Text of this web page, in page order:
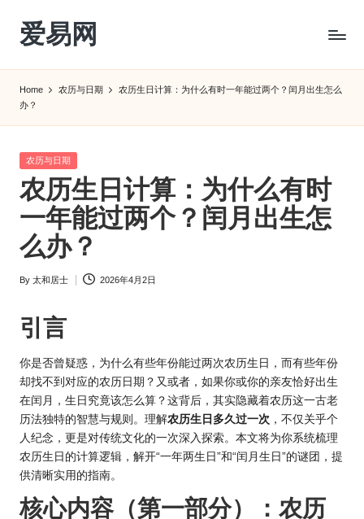
Skip
content
爱易网
阳
农
历
阴
询
Home 农历与日期
农历生日计算：为什么有时一年能过两个？闰月出生怎么
办？
Posted
农历与日期
农历生日计算：为什么有时
一年能过两个？闰月出生怎
么办？
Posted
By 太和居士 2026年4月2日
引言
你是否曾疑惑，为什么有些年份能过两次农历生日，而有些年份
却找不到对应的农历日期？又或者，如果你或你的亲友恰好出生
在闰月，生日究竟该怎么算？这背后，其实隐藏着农历这一古老
历法独特的智慧与规则。理解农历生日多久过一次 ，不仅关乎个
人纪念，更是对传统文化的一次深入探索。本文将为你系统梳理
农历生日的计算逻辑，解开“一年两生日”和“闰月生日”的谜团，提
供清晰实用的指南。
核心内容（第一部分）：农历